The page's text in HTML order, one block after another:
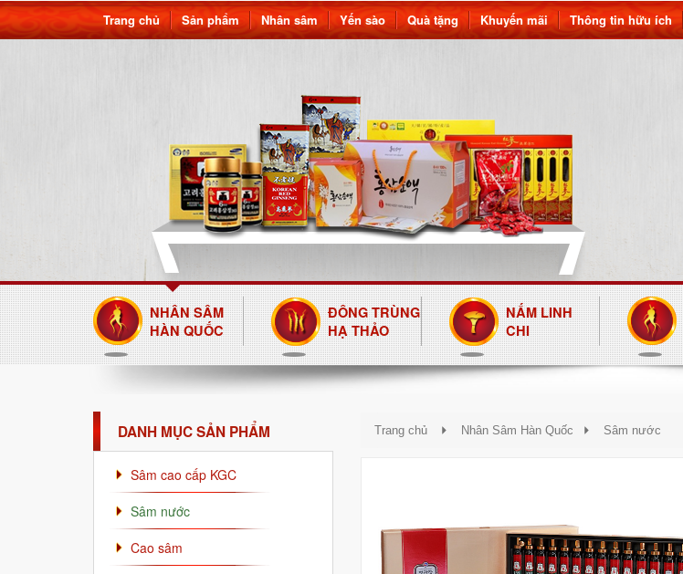
Trang chủ Sản phẩm Nhân sâm Yến sào Quà tặng Khuyến mãi Thông tin hữu ích
NHÂN SÂM
HÀN QUỐC
ĐÔNG TRÙNG
HẠ THẢO
NẤM LINH
CHI
DANH MỤC SẢN PHẨM
Sâm cao cấp KGC
Sâm nước
Cao sâm
Trang chủ Nhân Sâm Hàn Quốc Sâm nước